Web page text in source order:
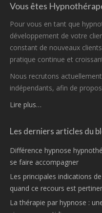
Vous êtes
Pour vous en tant que
développement de votre
constant de nouveaux
pratique continue et
Nous recrutons
indépendants, afin de
Lire plus…
Les derniers articles du
Différence hypnose
se faire accompagner
Les principales indications
quand ce recours est
La thérapie par hypnose :